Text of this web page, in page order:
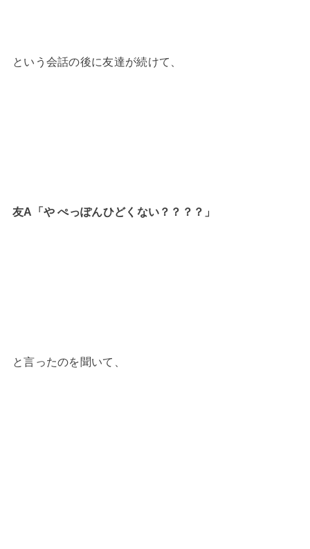
という会話の後に友達が続けて、
友A「や ぺっぽんひどくない？？？？」
と言ったのを聞いて、